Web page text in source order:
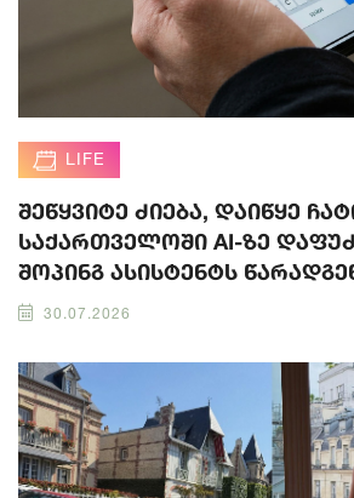
LIFE
შეწყვიტე ძიება, დაიწყე
საქართველოში AI-ზე
შოპინგ ასისტენტს
30.07.2026